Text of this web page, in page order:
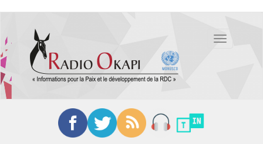
contenu
principal
Toggle